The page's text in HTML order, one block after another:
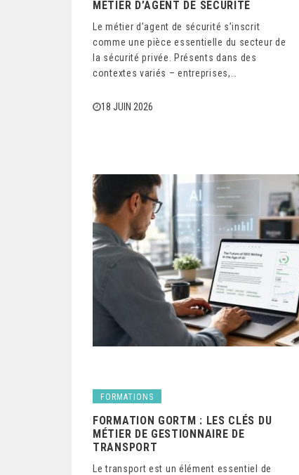
MÉTIER D’AGENT DE SÉCURITÉ
Le métier d’agent de sécurité s’inscrit
comme une pièce essentielle du secteur de
la sécurité privée. Présents dans des
contextes variés – entreprises,…
18 JUIN 2026
FORMATIONS
FORMATION GORTM : LES CLÉS DU
MÉTIER DE GESTIONNAIRE DE
TRANSPORT
Le transport est un élément essentiel de